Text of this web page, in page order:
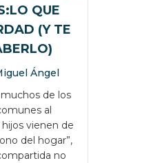
QUE
(Y TE
Ángel
de los
al
vienen de
del hogar”,
no